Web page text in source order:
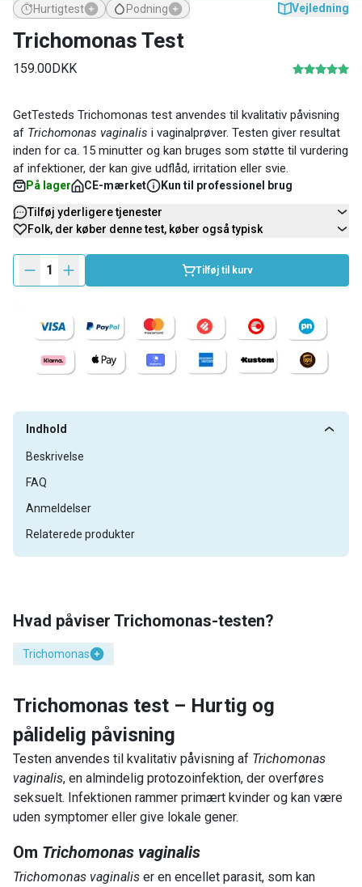
Hurtigtest Podning Vejledning
Trichomonas Test
159.00DKK
GetTesteds Trichomonas test anvendes til kvalitativ påvisning
af Trichomonas vaginalis i vaginalprøver. Testen giver resultat
inden for ca. 15 minutter og kan bruges som støtte til vurdering
af infektioner, der kan give udflåd, irritation eller svie.
På lager CE-mærket Kun til professionel brug
Tilføj yderligere tjenester
Folk, der køber denne test, køber også typisk
1 Tilføj til kurv
Hvad påviser Trichomonas-testen?
Trichomonas
Trichomonas test – Hurtig og
pålidelig påvisning
Testen anvendes til kvalitativ påvisning af Trichomonas
vaginalis, en almindelig protozoinfektion, der overføres
seksuelt. Infektionen rammer primært kvinder og kan være
uden symptomer eller give lokale gener.
Om Trichomonas vaginalis
Trichomonas vaginalis er en encellet parasit, som kan
Indhold
Beskrivelse
FAQ
Anmeldelser
Relaterede produkter